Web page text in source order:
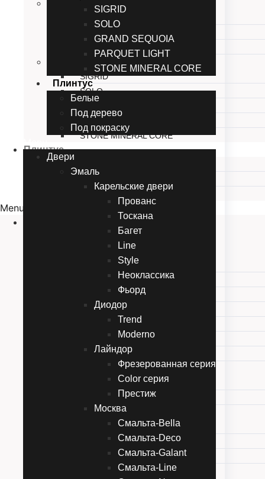
SIGRID
SOLO
GRAND SEQUOIA
PARQUET LIGHT
STONE MINERAL CORE
Плинтус
Белые
Под дерево
Под покраску
Двери
Эмаль
Карельские двери
Прованc
Тоскана
Багет
Line
Style
Неоклассика
Фьорд
Диодор
Trend
Moderno
Лайндор
Фрезерованная серия
Color серия
Престиж
Москва
Смальта-Bella
Смальта-Deco
Смальта-Galant
Смальта-Line
SIGRID
SOLO
PARQUET LIGHT
STONE MINERAL CORE
Плинтус
Белые
Под покраску
Menu
Карельские двери
Прованc
Тоскана
Багет
Line
Style
Неоклассика
Фьорд
Диодор
Trend
Moderno
Лайндор
Фрезерованная серия
Color серия
Престиж
Москва